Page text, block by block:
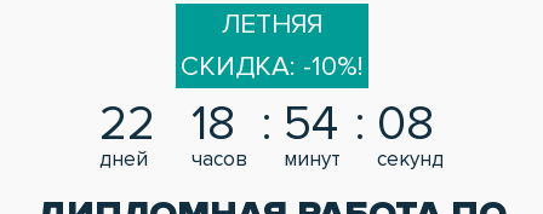
ЛЕТНЯЯ
СКИДКА: -10%!
22
дней
18
часов
54
минут
08
секунд